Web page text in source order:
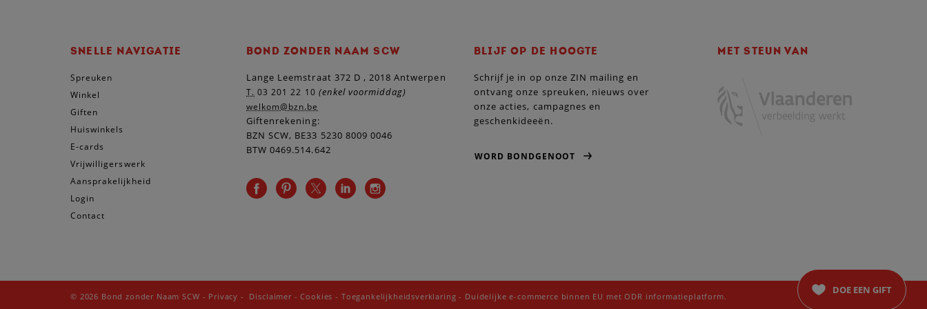
SNELLE NAVIGATIE
Spreuken
Winkel
Giften
Huiswinkels
E-cards
Vrijwilligerswerk
Aansprakelijkheid
Login
Contact
BOND ZONDER NAAM SCW
Lange Leemstraat 372 D , 2018 Antwerpen
T. 03 201 22 10 (enkel voormiddag)
welkom@bzn.be
Giftenrekening:
BZN SCW, BE33 5230 8009 0046
BTW 0469.514.642
BLIJF OP DE HOOGTE
Schrijf je in op onze ZIN mailing en
ontvang onze spreuken, nieuws over
onze acties, campagnes en
geschenkideeën.
WORD BONDGENOOT
MET STEUN VAN
© 2026 Bond zonder Naam SCW - Privacy - Disclaimer-Cookies - Toegankelijkheidsverklaring - Duidelijke e-commerce binnen EU met ODR informatieplatform.
DOE EEN GIFT